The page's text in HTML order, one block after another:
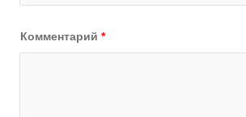
Комментарий *